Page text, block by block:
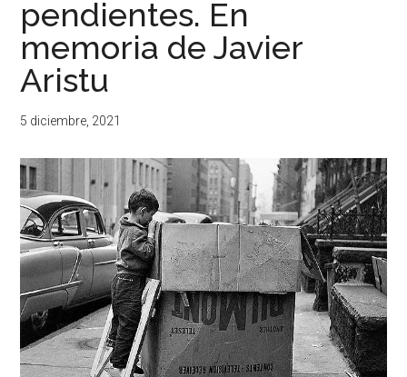
pendientes. En
memoria de Javier
Aristu
5 diciembre, 2021